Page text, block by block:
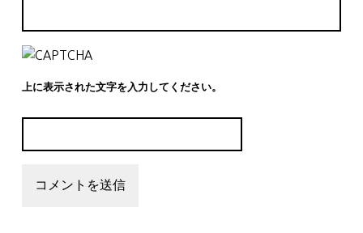
上に表示された文字を入力してください。